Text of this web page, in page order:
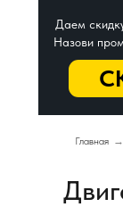
Даем
Назови
Главная →